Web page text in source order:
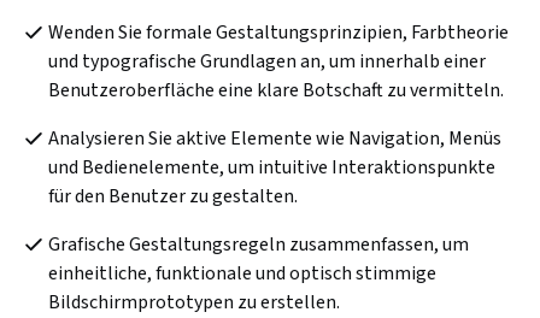
Wenden Sie formale Gestaltungsprinzipien, Farbtheorie
und typografische Grundlagen an, um innerhalb einer
Benutzeroberfläche eine klare Botschaft zu vermitteln.
Analysieren Sie aktive Elemente wie Navigation, Menüs
und Bedienelemente, um intuitive Interaktionspunkte
für den Benutzer zu gestalten.
Grafische Gestaltungsregeln zusammenfassen, um
einheitliche, funktionale und optisch stimmige
Bildschirmprototypen zu erstellen.